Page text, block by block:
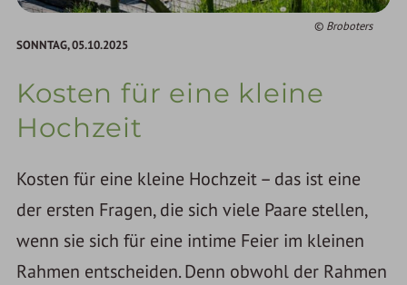
Broboters
SONNTAG,05.10.2025
Kosten für eine kleine
Hochzeit
Kosten für eine kleine Hochzeit – das ist eine
der ersten Fragen, die sich viele Paare stellen,
wenn sie sich für eine intime Feier im kleinen
Rahmen entscheiden. Denn obwohl der Rahmen